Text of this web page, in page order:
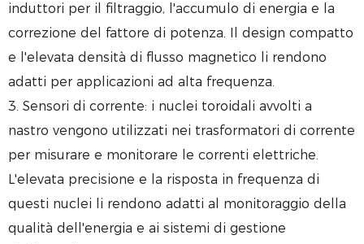
induttori per il filtraggio, l'accumulo di energia e la
correzione del fattore di potenza. Il design compatto
e l'elevata densità di flusso magnetico li rendono
adatti per applicazioni ad alta frequenza.
3. Sensori di corrente: i nuclei toroidali avvolti a
nastro vengono utilizzati nei trasformatori di corrente
per misurare e monitorare le correnti elettriche.
L'elevata precisione e la risposta in frequenza di
questi nuclei li rendono adatti al monitoraggio della
qualità dell'energia e ai sistemi di gestione